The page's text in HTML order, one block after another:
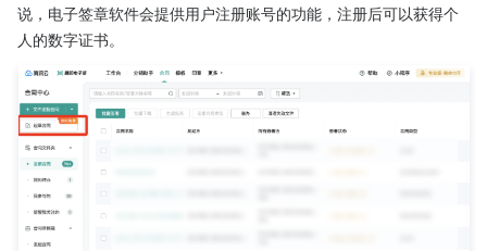
说，电子签章软件会提供用户注册账号的功能，注册后可以获得个
人的数字证书。